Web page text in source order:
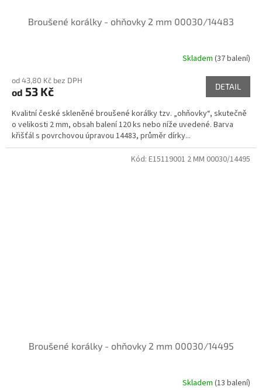
Broušené korálky - ohňovky 2 mm 00030/14483
Skladem (37 balení)
od 43,80 Kč bez DPH
od 53 Kč DETAIL
Kvalitní české skleněné broušené korálky tzv. „ohňovky“, skutečně
o velikosti 2 mm, obsah balení 120 ks nebo níže uvedené. Barva
křišťál s povrchovou úpravou 14483, průměr dírky...
Broušené korálky - ohňovky 2 mm 00030/14495
Skladem (13 balení)
Kód: E15119001 2 MM 00030/14495